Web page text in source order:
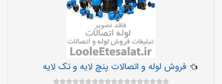
فروش لوله و اتصالات پنچ لایه و تک لایه